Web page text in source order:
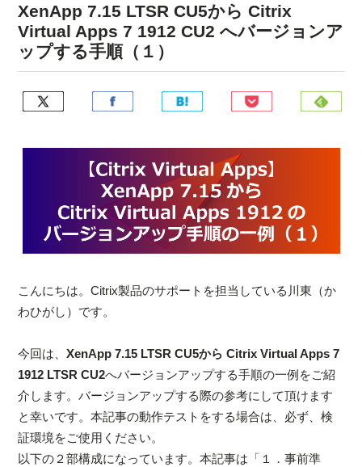
XenApp 7.15 LTSR CU5から Citrix
Virtual Apps 7 1912 CU2 へバージョンア
ップする手順（１）
こんにちは。Citrix製品のサポートを担当している川東（か
わひがし）です。
今回は、XenApp 7.15 LTSR CU5から Citrix Virtual Apps 7
1912 LTSR CU2へバージョンアップする手順の一例をご紹
介します。バージョンアップする際の参考にして頂けます
と幸いです。本記事の動作テストをする場合は、必ず、検
証環境をご使用ください。
以下の２部構成になっています。本記事は「１．事前準